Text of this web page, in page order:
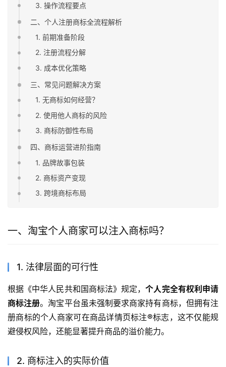
3. 操作流程要点
二、个人注册商标全流程解析
1. 前期准备阶段
2. 注册流程分解
3. 成本优化策略
三、常见问题解决方案
1. 无商标如何经营？
2. 使用他人商标的风险
3. 商标防御性布局
四、商标运营进阶指南
1. 品牌故事包装
2. 商标资产变现
3. 跨境商标布局
一、淘宝个人商家可以注入商标吗？
1. 法律层面的可行性
根据《中华人民共和国商标法》规定，个人完全有权利申请
商标注册。淘宝平台虽未强制要求商家持有商标，但拥有注
册商标的个人商家可在商品详情页标注®标志，这不仅能规
避侵权风险，还能显著提升商品的溢价能力。
2. 商标注入的实际价值